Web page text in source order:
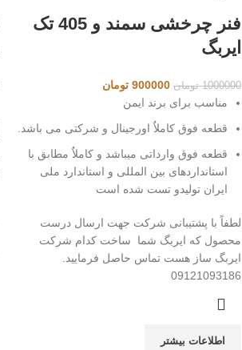
فنر چرخشی سمند و 405 تک
ایربگ
1000000 تومان قیمت
اصلی
بود.
900000 تومان
است.
مناسب برای برند ایمن
قطعه فوق کاملاٌ اورجینال و شرکتی می باشد.
قطعه فوق وارداتی میباشد و کاملاٌ مطابق با
استانداردهای بین المللی و استاندارد ملی
ایران تولیدو تست شده است
لطفاً با پشتیبانی شرکت جهت ارسال درست
محصول که ایربگ شما ساخت کدام شرکت
ایربگ ساز هست تماس حاصل فرمایید.
09121093186
اطلاعات بیشتر